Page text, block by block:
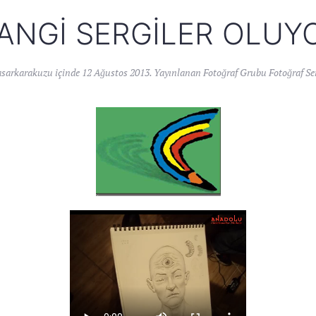
SERGILER
içinde 12 Ağustos 2013. Yayınlanan Fotoğraf Grubu Fotoğraf